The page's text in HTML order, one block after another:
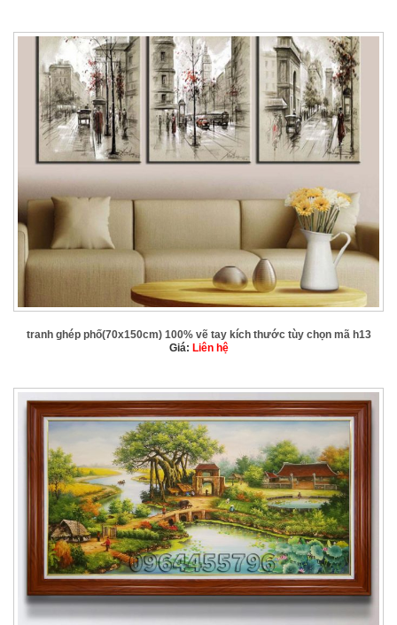
tranh ghép phố(70x150cm) 100% vẽ tay kích thước tùy chọn mã h13
Giá: Liên hệ